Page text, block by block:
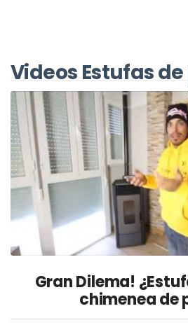
Videos Estufas
Gran Dilema!
chimenea de